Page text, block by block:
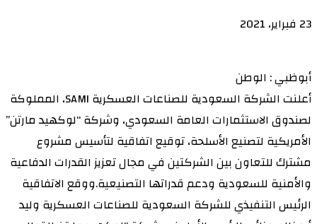
23 فبراير، 2021
أبوظبي : الوطن
أعلنت الشركة السعودية للصناعات العسكرية SAMI، المملوكة
لصندوق الاستثمارات العامة السعودي، وشركة “لوكهيد مارتن”
الأمريكية لتصنيع الأسلحة، توقيع اتفاقية لتأسيس مشروع
مشترك للتعاون بين الشركتين في مجال تعزيز القدرات الدفاعية
والأمنية للسعودية ودعم قدراتها التصنيعية.ووقع الاتفاقية
الرئيس التنفيذي للشركة السعودية للصناعات العسكرية وليد